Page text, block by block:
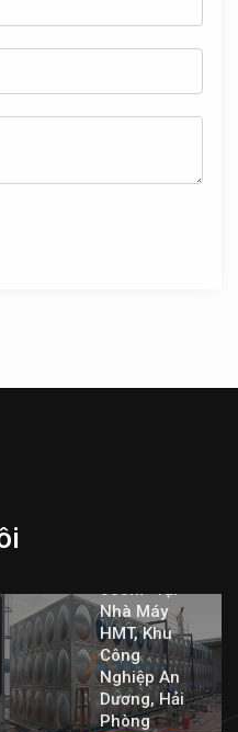
360m³ Tại
Nhà Máy
HMT, Khu
Công
Nghiệp An
Dương, Hải
Phòng